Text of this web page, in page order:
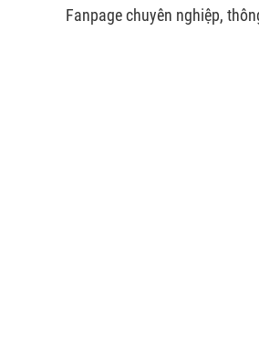
Fanpage chuyên nghiệp,